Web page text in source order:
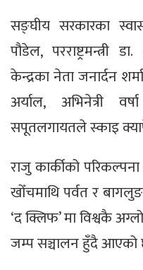
सङ्घीय सरकारका
पौडेल, परराष्ट्रमन्त्री
केन्द्रका नेता जनार्दन
अर्याल, अभिनेत्री
सपूतलगायतले स्काइ
राजु कार्कीको
खोँचमाथि पर्वत र
‘द क्लिफ’ मा विश्वकै
जम्प सञ्चालन हुँदै आएको